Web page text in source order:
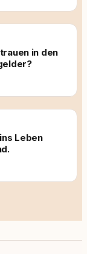
in den
Leben